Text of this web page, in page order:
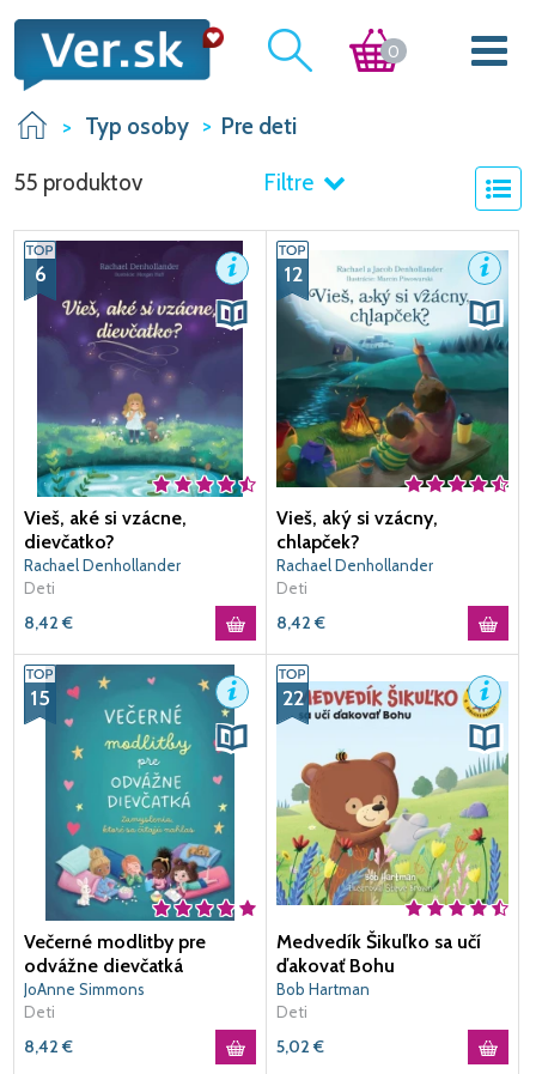
0
Typ osoby Pre deti
55 produktov Filtre
6
Vieš, aké si vzácne,
dievčatko?
Rachael Denhollander
Deti
8,42 €
12
Vieš, aký si vzácny,
chlapček?
Rachael Denhollander
Deti
8,42 €
15
Večerné modlitby pre
odvážne dievčatká
JoAnne Simmons
Deti
8,42 €
22
Medvedík Šikuľko sa učí
ďakovať Bohu
Bob Hartman
Deti
5,02 €